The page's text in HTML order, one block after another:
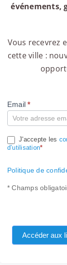
événements,
Vous recevrez
cette ville :
Compte
Email*
J'accepte les
d’utilisation*
Politique de
* Champs
Accéder aux